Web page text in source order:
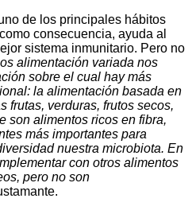
de los principales hábitos
consecuencia, ayuda al
sistema inmunitario. Pero no
alimentación variada nos
sobre el cual hay más
la alimentación basada en
frutas, verduras, frutos secos,
son alimentos ricos en fibra,
más importantes para
nuestra microbiota. En
con otros alimentos
pero no son